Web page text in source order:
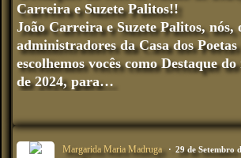
Carreira e Suzete Palitos!!
João Carreira e Suzete Palitos, nós,
administradores da Casa dos Poetas
escolhemos vocês como Destaque
de 2024, para…
Margarida Maria Madruga 29 de Setembro